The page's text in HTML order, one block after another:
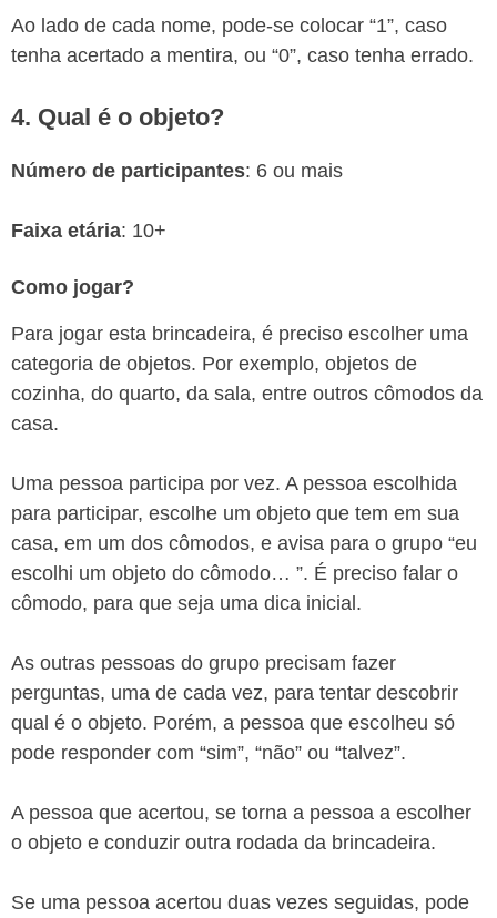
Ao lado de cada nome, pode-se colocar “1”, caso
tenha acertado a mentira, ou “0”, caso tenha errado.
4. Qual é o objeto?
Número de participantes: 6 ou mais
Faixa etária: 10+
Como jogar?
Para jogar esta brincadeira, é preciso escolher uma
categoria de objetos. Por exemplo, objetos de
cozinha, do quarto, da sala, entre outros cômodos da
casa.
Uma pessoa participa por vez. A pessoa escolhida
para participar, escolhe um objeto que tem em sua
casa, em um dos cômodos, e avisa para o grupo “eu
escolhi um objeto do cômodo… ”. É preciso falar o
cômodo, para que seja uma dica inicial.
As outras pessoas do grupo precisam fazer
perguntas, uma de cada vez, para tentar descobrir
qual é o objeto. Porém, a pessoa que escolheu só
pode responder com “sim”, “não” ou “talvez”.
A pessoa que acertou, se torna a pessoa a escolher
o objeto e conduzir outra rodada da brincadeira.
Se uma pessoa acertou duas vezes seguidas, pode